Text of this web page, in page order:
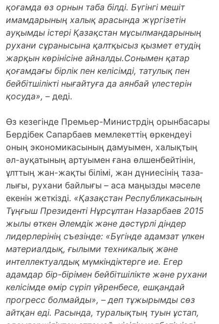
қоғамда өз орнын таба білді. Бүгінгі мешіт
имамдарының халық арасында жүргізетін
ауқымды істері Қазақстан мұсылмандарының
рухани сұранысына қалтқысыз қызмет етудің
жарқын көрінісіне айналды.Сонымен қатар
қоғамдағы бірлік пен келісімді, татулық пен
бейбітшілікті нығайтуға да аянбай үлестерін
қосуда», – деді.
Өз кезегінде Премьер-Министр­дің орынбасары
Бердібек Сапарбаев мем­лекеттің өркендеуі
оның экономикасының дамуымен, халықтың
әл-ауқатының артуымен ғана өлшенбейтінін,
ұлттың жан-жақты білімі, жан дүниесінің таза­
лығы, рухани байлығы – аса маңызды мә­селе
екенін жеткізді. «Қазақстан Республикасының
Тұңғыш Президенті Нұр­сұлтан Назарбаев 2015
жылы өткен Әлемдік және дәстүрлі діндер
лидер­лерінің съезінде: «Бүгінде адамзат үлкен
материалдық, ғылыми техникалық және
интеллектуалдық мүмкіндіктерге ие. Егер
адамдар бір-бірімен бейбітшілікте және рухани
келісімде өмір сүріп үйренбесе, ешқандай
прогресс болмайды», – деп тұжырымды сөз
айтқан еді. Расында, туралықтың туын ұстап,